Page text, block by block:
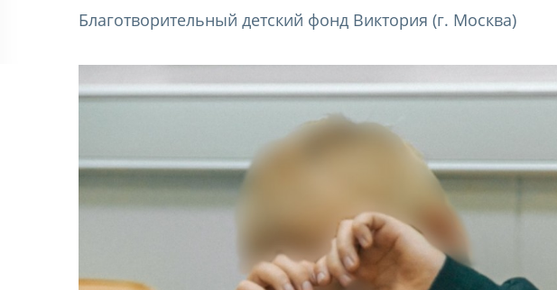
Благотворительный детский фонд Виктория (г. Москва)